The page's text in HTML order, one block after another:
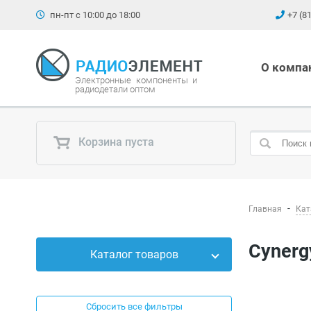
пн-пт с 10:00 до 18:00 +7
Электронные компоненты и
радиодетали оптом
О
Корзина пуста
Каталог товаров
Сбросить все фильтры
Главная